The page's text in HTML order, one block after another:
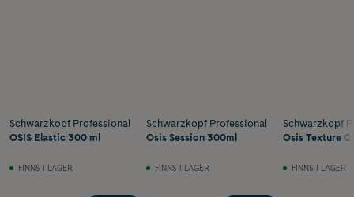
Schwarzkopf Professional
OSIS Elastic 300 ml
FINNS I LAGER
Schwarzkopf Professional
Osis Session 300ml
FINNS I LAGER
Schwarzkopf
Osis Texture
FINNS I LAGER